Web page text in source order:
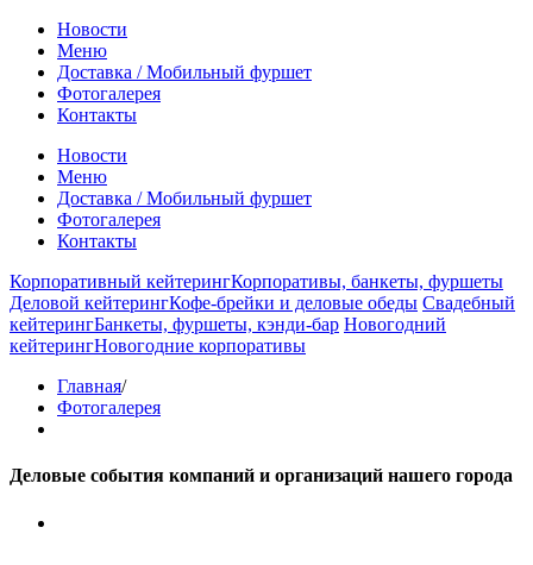
Новости
Меню
Доставка / Мобильный фуршет
Фотогалерея
Контакты
Новости
Меню
Доставка / Мобильный фуршет
Фотогалерея
Контакты
Корпоративный кейтерингКорпоративы, банкеты, фуршеты
Деловой кейтерингКофе-брейки и деловые обеды Свадебный
кейтерингБанкеты, фуршеты, кэнди-бар Новогодний
кейтерингНовогодние корпоративы
Главная/
Фотогалерея
Деловые события компаний и организаций нашего города